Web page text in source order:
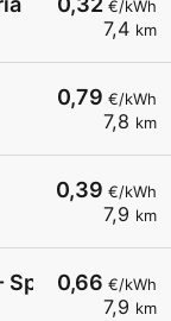
€/kWh
7,4 km
0,79 €/kWh
7,8 km
0,39 €/kWh
7,9 km
0,66 €/kWh
7,9 km